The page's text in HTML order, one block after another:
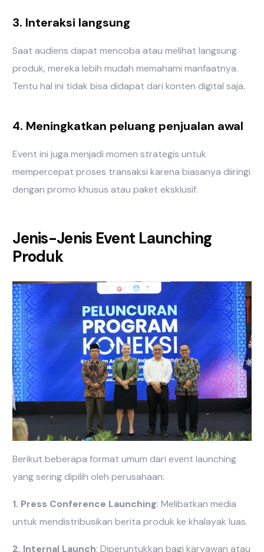
3. Interaksi langsung
Saat audiens dapat mencoba atau melihat langsung
produk, mereka lebih mudah memahami manfaatnya.
Tentu hal ini tidak bisa didapat dari konten digital saja.
4. Meningkatkan peluang penjualan awal
Event ini juga menjadi momen strategis untuk
mempercepat proses transaksi karena biasanya diiringi
dengan promo khusus atau paket eksklusif.
Jenis-Jenis Event Launching
Produk
Berikut beberapa format umum dari event launching
yang sering dipilih oleh perusahaan:
1. Press Conference Launching: Melibatkan media
untuk mendistribusikan berita produk ke khalayak luas.
2. Internal Launch: Diperuntukkan bagi karyawan atau